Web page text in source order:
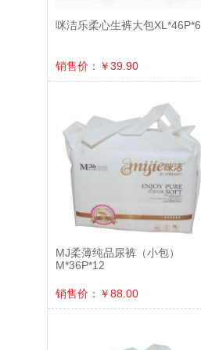
咪洁乐柔心生裤大包XL*46P*6
销售价：￥39.90
MJ柔薄纯品尿裤（小包）
M*36P*12
销售价：￥88.00